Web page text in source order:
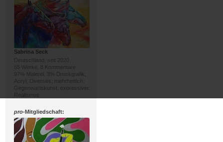
Sabrina Seck
Deutschland, seit 2020
65 Werke, 8 Kommentare
97% Malerei, 3% Druckgrafik;
Acryl, Diverses; mehrheitlich:
Gegenwartskunst, expressiver
Realismus
pro-Mitgliedschaft: